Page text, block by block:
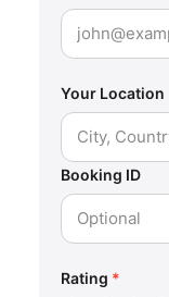
Your Location
Booking ID
Rating *